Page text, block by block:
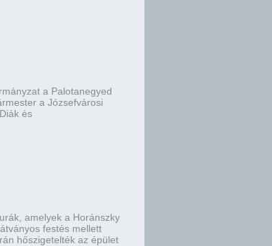
a Palotanegyed
a Józsefvárosi
és
amelyek a Horánszky
festés mellett
hőszigetelték az épület